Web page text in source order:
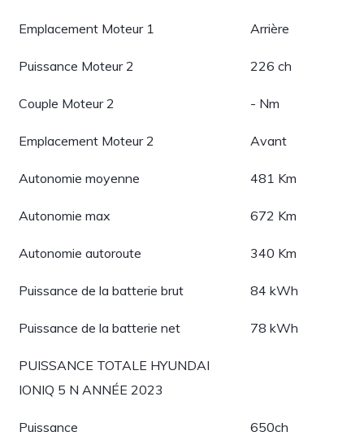
Emplacement Moteur 1 Arrière
Puissance Moteur 2 226 ch
Couple Moteur 2 - Nm
Emplacement Moteur 2 Avant
Autonomie moyenne 481 Km
Autonomie max 672 Km
Autonomie autoroute 340 Km
Puissance de la batterie brut 84 kWh
Puissance de la batterie net 78 kWh
PUISSANCE TOTALE HYUNDAI
IONIQ 5 N ANNÉE 2023
Puissance 650ch